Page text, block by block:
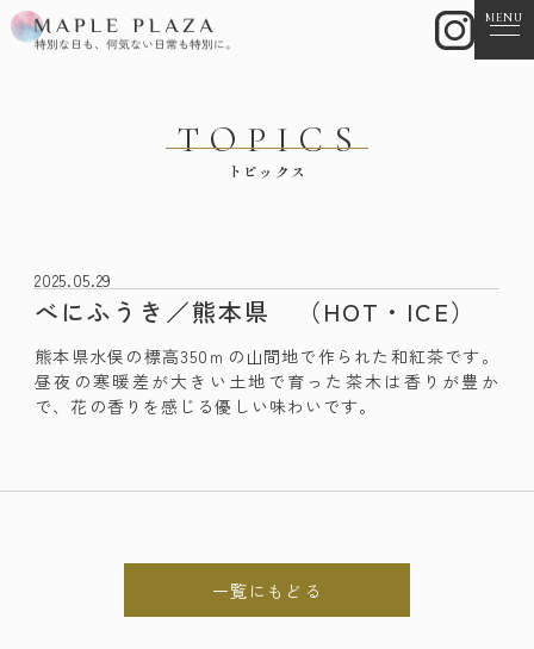
MENU
トピックス
TOPICS
べにふうき／熊本県 （HOT・ICE）
2025.05.29
熊本県水俣の標高350ｍの山間地で作られた和紅茶です。
昼夜の寒暖差が大きい土地で育った茶木は香りが豊か
で、花の香りを感じる優しい味わいです。
一覧にもどる